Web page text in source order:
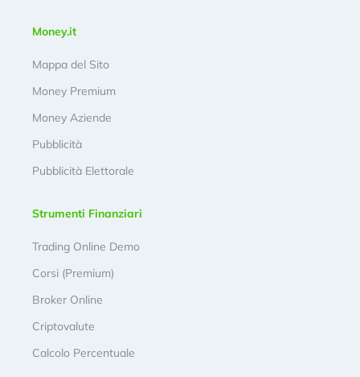
Money.it
Mappa del Sito
Money Premium
Money Aziende
Pubblicità
Pubblicità Elettorale
Strumenti Finanziari
Trading Online Demo
Corsi (Premium)
Broker Online
Criptovalute
Calcolo Percentuale